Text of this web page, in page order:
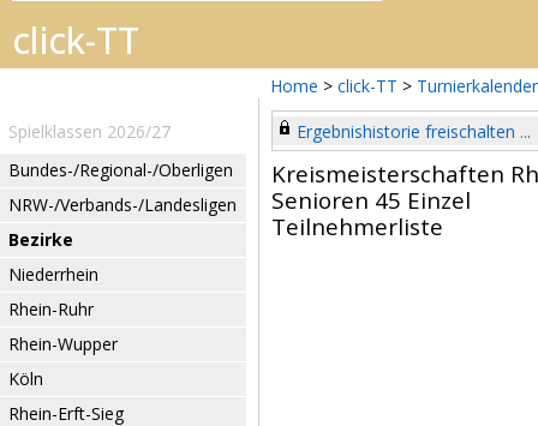
Home > click-TT > Turnierkalender
Spielklassen 2026/27
Bundes-/Regional-/Oberligen
NRW-/Verbands-/Landesligen
Bezirke
Niederrhein
Rhein-Ruhr
Rhein-Wupper
Köln
Rhein-Erft-Sieg
Ergebnishistorie freischalten ...
Kreismeisterschaften
Senioren 45 Einzel
Teilnehmerliste